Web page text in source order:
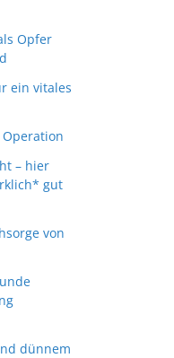
Opfer
ein vitales
– hier
gut
von
dünnem